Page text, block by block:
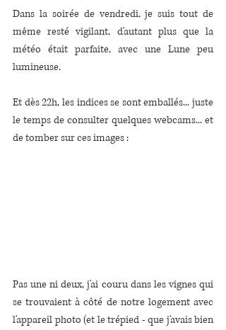
Dans la soirée de vendredi, je suis tout de
même resté vigilant, d'autant plus que la
météo était parfaite, avec une Lune peu
lumineuse.
Et dès 22h, les indices se sont emballés... juste
le temps de consulter quelques webcams... et
de tomber sur ces images :
Pas une ni deux, j'ai couru dans les vignes qui
se trouvaient à côté de notre logement avec
l'appareil photo (et le trépied - que j'avais bien